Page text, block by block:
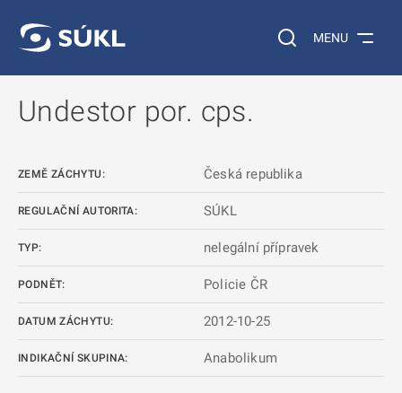
Vyhledávání na
MENU
Undestor por. cps.
ZEMĚ ZÁCHYTU: Česká republika
REGULAČNÍ AUTORITA: SÚKL
TYP: nelegální přípravek
PODNĚT: Policie ČR
DATUM ZÁCHYTU: 2012-10-25
INDIKAČNÍ SKUPINA: Anabolikum